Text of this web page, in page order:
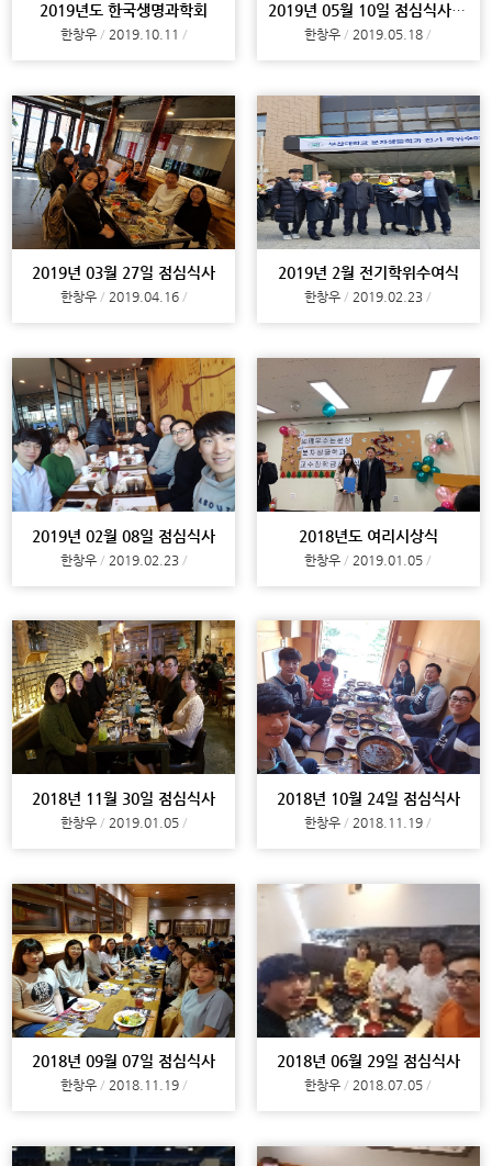
2019년도 한국생명과학회
한창우 2019.10.11
2019년 05월 10일 점심식사 & 배드민턴
한창우 2019.05.18
2019년 03월 27일 점심식사
한창우 2019.04.16
2019년 2월 전기학위수여식
한창우 2019.02.23
2019년 02월 08일 점심식사
한창우 2019.02.23
2018년도 여리시상식
한창우 2019.01.05
2018년 11월 30일 점심식사
한창우 2019.01.05
2018년 10월 24일 점심식사
한창우 2018.11.19
2018년 09월 07일 점심식사
한창우 2018.11.19
2018년 06월 29일 점심식사
한창우 2018.07.05